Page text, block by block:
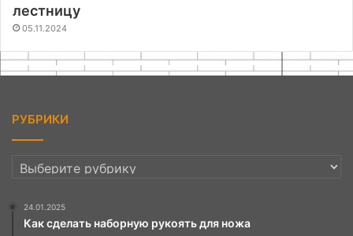
лестницу
05.11.2024
РУБРИКИ
РУБРИКИ
24.01.2025
Как сделать наборную рукоять для ножа